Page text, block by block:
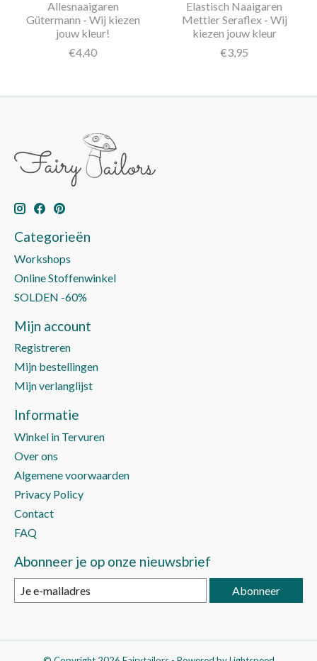
Allesnaaigaren
Gütermann - Wij kiezen
jouw kleur!
€4,40
Elastisch Naaigaren
Mettler Seraflex - Wij
kiezen jouw kleur
€3,95
Categorieën
Workshops
Online Stoffenwinkel
SOLDEN -60%
Mijn account
Registreren
Mijn bestellingen
Mijn verlanglijst
Informatie
Winkel in Tervuren
Over ons
Algemene voorwaarden
Privacy Policy
Contact
FAQ
Abonneer je op onze nieuwsbrief
Abonneer